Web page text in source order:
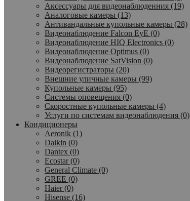
Аксессуары для видеонаблюденния (19)
Аналоговые камеры (13)
Антивандальные купольные камеры (28)
Видеонаблюдение Falcon EyE (0)
Видеонаблюдение HIQ Electronics (0)
Видеонаблюдение Optimus (0)
Видеонаблюдение SatVision (0)
Видеорегистраторы (20)
Внешние уличные камеры (99)
Купольные камеры (95)
Системы оповещения (0)
Скоростные купольные камеры (4)
Услуги по системам видеонаблюдения (0)
Кондиционеры
Aeronik (1)
Daikin (0)
Dantex (0)
Ecostar (0)
General Climate (0)
GREE (0)
Haier (0)
Hisense (16)